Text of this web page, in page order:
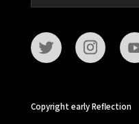
Copyright early Reflection